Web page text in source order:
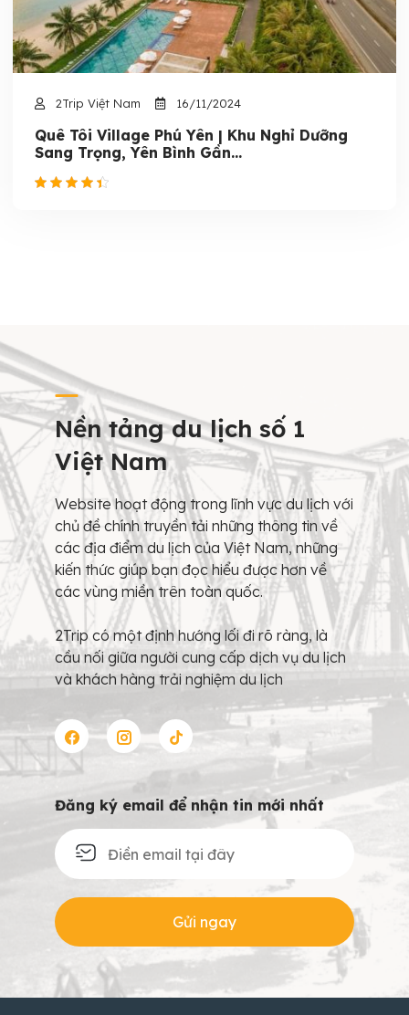
2Trip Việt Nam 16/11/2024
Quê Tôi Village Phú Yên | Khu Nghỉ Dưỡng
Sang Trọng, Yên Bình Gần...
Nền tảng du lịch số 1
Việt Nam
Website hoạt động trong lĩnh vực du lịch với
chủ đề chính truyền tải những thông tin về
các địa điểm du lịch của Việt Nam, những
kiến thức giúp bạn đọc hiểu được hơn về
các vùng miền trên toàn quốc.
2Trip có một định hướng lối đi rõ ràng, là
cầu nối giữa người cung cấp dịch vụ du lịch
và khách hàng trải nghiệm du lịch
Đăng ký email để nhận tin mới nhất
Gửi ngay